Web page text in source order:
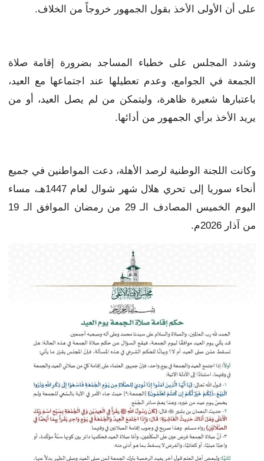
على أن الأولى الأخذ بقول الجمهور خروجاً من الخلاف.
وشدد المجلس على خطباء المساجد بضرورة إقامة صلاة
الجمعة في الجوامع، وعدم تعطيلها عند اجتماعها مع العيد،
باعتبارها شعيرة ظاهرة، وليتمكن من لم يصل العيد، أو من
يريد الأخذ برأي الجمهور من أدائها.
وكانت اللجنة الوطنية لرصد الأهلة، دعت المواطنين في جميع
أنحاء سوريا إلى تحري هلال شهر شوال لعام 1447هـ، مساء
اليوم الخميس المصادف الـ 29 من رمضان الموافق الـ 19
من آذار 2026م.